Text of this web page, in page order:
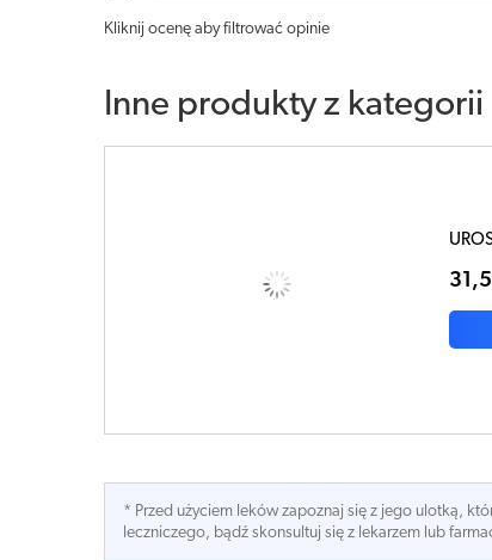
Kliknij ocenę aby filtrować opinie
Inne produkty z kategorii
* Przed użyciem leków zapoznaj się z jego ulotką,
leczniczego, bądź skonsultuj się z lekarzem lub